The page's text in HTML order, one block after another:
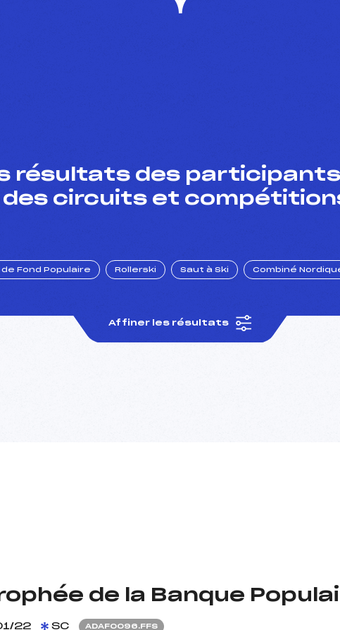
résultats des participants
des circuits et
de Fond Populaire Rollerski Saut à Ski Combiné
Affiner les résultats
de la Banque
22 SC ADAF0096.FFS